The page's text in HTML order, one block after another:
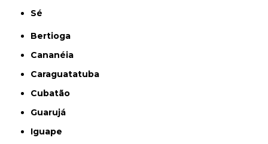
Sé
Bertioga
Cananéia
Caraguatatuba
Cubatão
Guarujá
Iguape